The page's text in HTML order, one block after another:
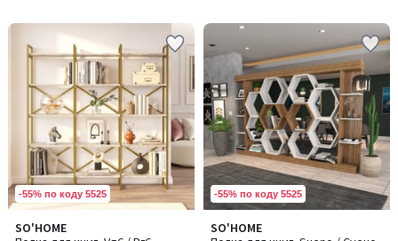
-55% по коду 5525
SO'HOME
-55% по коду 5525
SO'HOME